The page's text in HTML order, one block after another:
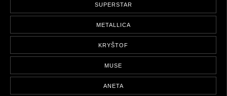
SUPERSTAR
METALLICA
KRYŠTOF
MUSE
ANETA